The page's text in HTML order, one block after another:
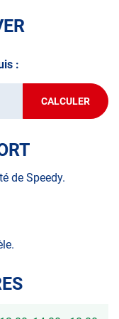
:
CALCULER
JUSQU'AU
POINT
de Speedy.